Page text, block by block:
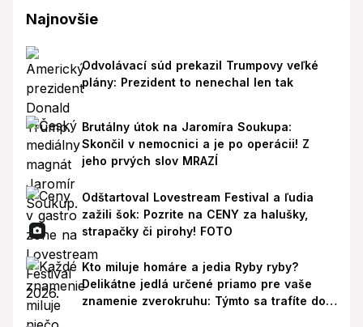
Najnovšie
Odvolávací súd prekazil Trumpovy veľké
plány: Prezident to nenechal len tak
Brutálny útok na Jaromíra Soukupa:
Skončil v nemocnici a je po operácii! Z
jeho prvých slov MRAZÍ
Odštartoval Lovestream Festival a ľudia
zažili šok: Pozrite na CENY za halušky,
strapačky či pirohy! FOTO
Kto miluje homáre a jedia Ryby ryby?
Delikátne jedlá určené priamo pre vaše
znamenie zverokruhu: Týmto sa trafíte do